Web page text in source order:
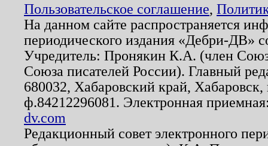
Пользовательское соглашение,
На данном сайте распространяется
периодического издания «Дебри-ДВ»
Учредитель: Пронякин К.А. (член
Союза писателей России). Главный
680032, Хабаровский край,
ф.84212296081. Электронная
dv.com
Редакционный совет электронного